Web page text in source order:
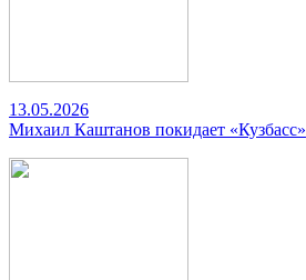
13.05.2026
Михаил Каштанов покидает «Кузбасс»